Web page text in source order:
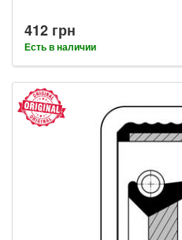
412 грн
Есть в наличии